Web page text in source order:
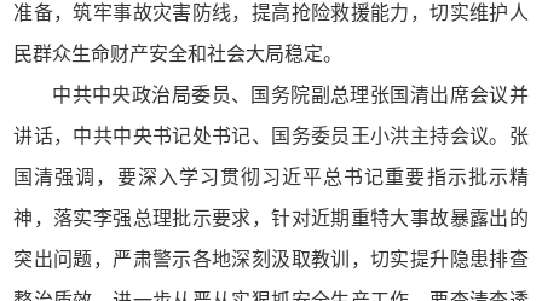
准备，筑牢事故灾害防线，提高抢险救援能力，切实维护人
民群众生命财产安全和社会大局稳定。
中共中央政治局委员、国务院副总理张国清出席会议并
讲话，中共中央书记处书记、国务委员王小洪主持会议。张
国清强调，要深入学习贯彻习近平总书记重要指示批示精
神，落实李强总理批示要求，针对近期重特大事故暴露出的
突出问题，严肃警示各地深刻汲取教训，切实提升隐患排查